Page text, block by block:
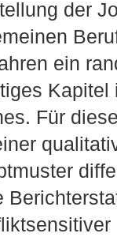
der
ein
Kapitel
Für